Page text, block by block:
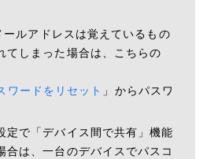
ルアドレスは覚えているもの
てしまった場合は、こちらの
ードをリセット 」からパスワ
定で「デバイス間で共有」機能
合は、一台のデバイスでパスコ